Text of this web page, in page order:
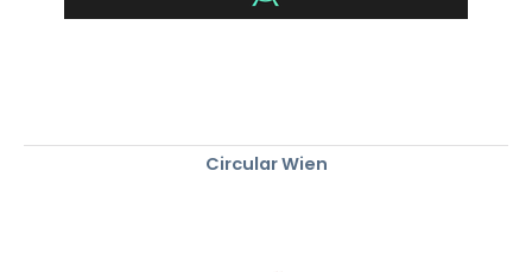
Circular Wien